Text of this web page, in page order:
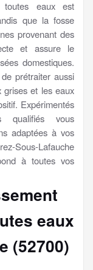
toutes eaux est
que la fosse
provenant des
et assure le
domestiques.
prétraiter aussi
grises et les eaux
Expérimentés
qualifiés vous
adaptées à vos
Sous-Lafauche
à toutes vos
eaux
(52700)